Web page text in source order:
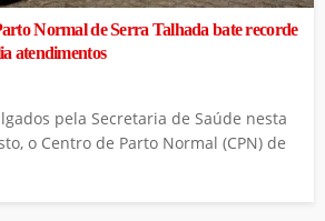
Normal de Serra Talhada bate recorde
atendimentos
pela Secretaria de Saúde nesta
o Centro de Parto Normal (CPN) de